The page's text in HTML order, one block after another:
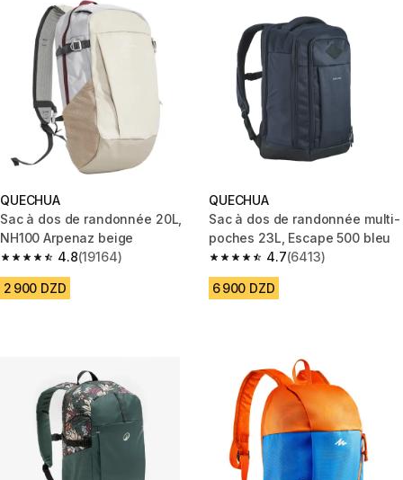
QUECHUA
Sac à dos de randonnée 20L,
NH100 Arpenaz beige
4.8
4.8 out of 5 stars from 19164 reviews
(19164)
2 900 DZD
QUECHUA
Sac à dos de randonnée multi-
poches 23L, Escape 500 bleu
4.7
4.7 out of 5 stars from 6413
(6413)
6 900 DZD